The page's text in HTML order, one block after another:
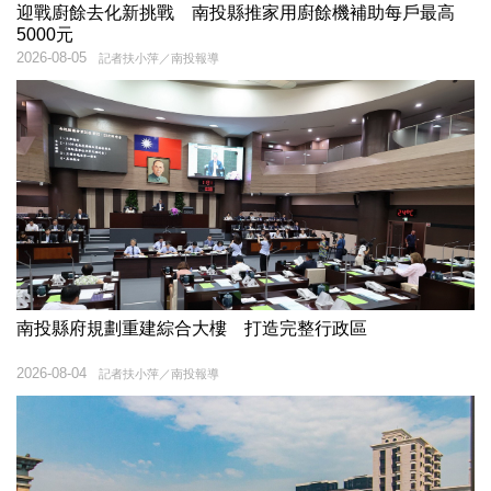
迎戰廚餘去化新挑戰 南投縣推家用廚餘機補助每戶最高
5000元
記者扶小萍／南投報導
2026-08-05
南投縣府規劃重建綜合大樓 打造完整行政區
記者扶小萍／南投報導
2026-08-04